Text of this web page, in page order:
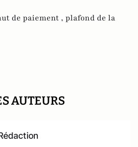
de paiement , plafond de la
AUTEURS